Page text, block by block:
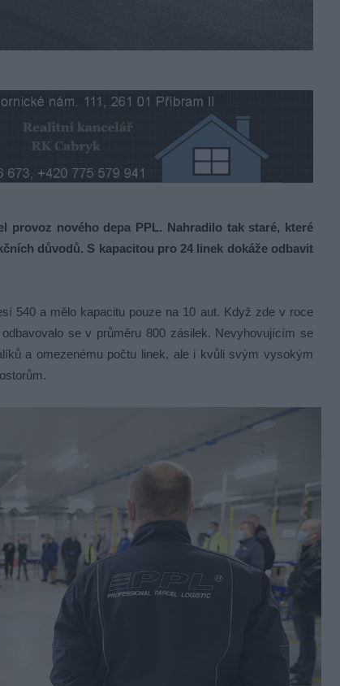
provoz nového depa PPL. Nahradilo tak staré, které
důvodů. S kapacitou pro 24 linek dokáže odbavit
540 a mělo kapacitu pouze na 10 aut. Když zde v roce
se v průměru 800 zásilek. Nevyhovujícím se
a omezenému počtu linek, ale i kvůli svým vysokým